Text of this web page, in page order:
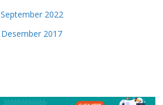
September 2022
Desember 2017